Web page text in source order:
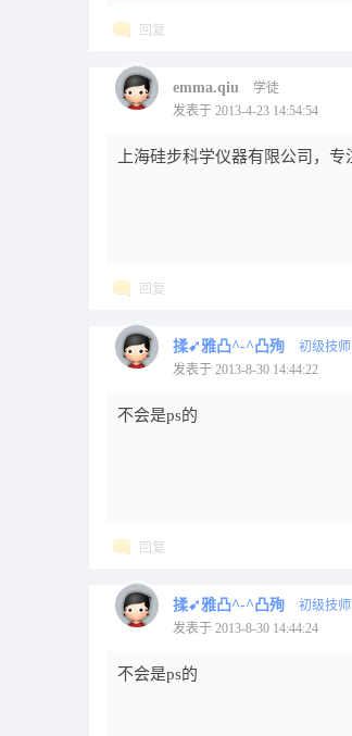
回复
emma.qiu
学徒
发表于 2013-4-23 14:54:54
上海硅步科学仪器有限公司，
回复
揉➹雅凸^-^凸殉
初级技师
发表于 2013-8-30 14:44:22
不会是ps的
回复
揉➹雅凸^-^凸殉
初级技师
发表于 2013-8-30 14:44:24
不会是ps的